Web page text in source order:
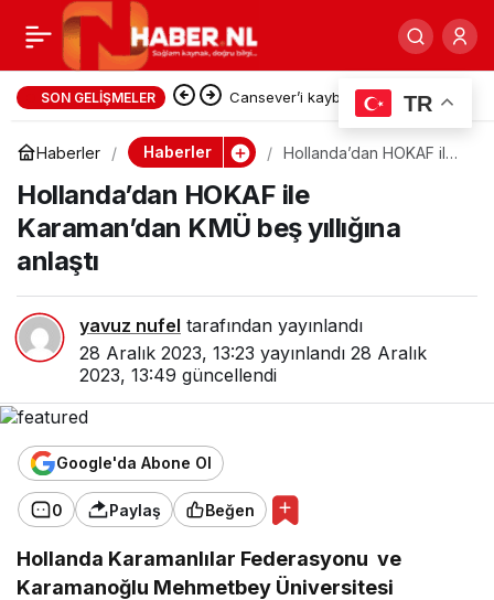
SON GELIŞMELER Cansever’i kaybettik…
Haberler Haberler
Hollanda’dan HOKAF ile
yıllığına anlaştı
Hollanda’dan HOKAF ile
Karaman’dan KMÜ beş yıllığına
anlaştı
yavuz nufel tarafından yayınlandı
28 Aralık 2023, 13:23 yayınlandı 28 Aralık
2023, 13:49 güncellendi
Google'da Abone Ol
0 Paylaş Beğen
Hollanda Karamanlılar Federasyonu ve
Karamanoğlu Mehmetbey Üniversitesi
Kızıl Goncalar tamam mı,
devam mı; söz RTÜK’de
0 Paylaş
TR